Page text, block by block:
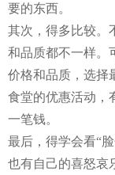
要的东西。
其次，得多比较。
和品质都不一样。
价格和品质，选择
食堂的优惠活动，
一笔钱。
最后，得学会看“
也有自己的喜怒哀